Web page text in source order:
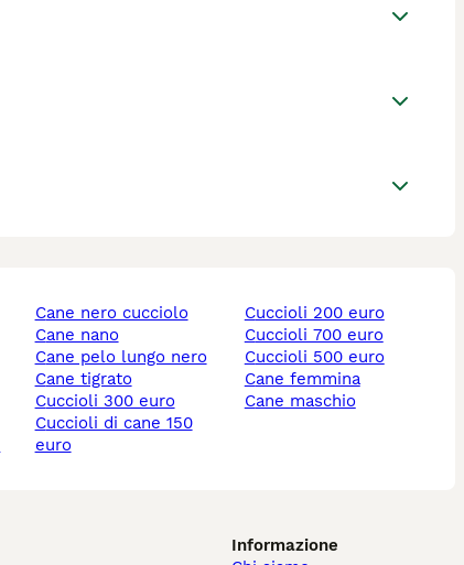
cane nero cucciolo
cane nano
cane pelo lungo nero
cane tigrato
cuccioli 300 euro
cuccioli di cane 150
euro
cuccioli 200 euro
cuccioli 700 euro
cuccioli 500 euro
cane femmina
cane maschio
Informazione